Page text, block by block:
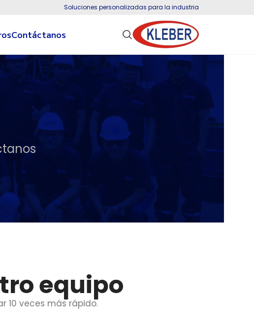
Soluciones personalizadas para la industria
Contáctanos
equipo
10 veces más rápido.